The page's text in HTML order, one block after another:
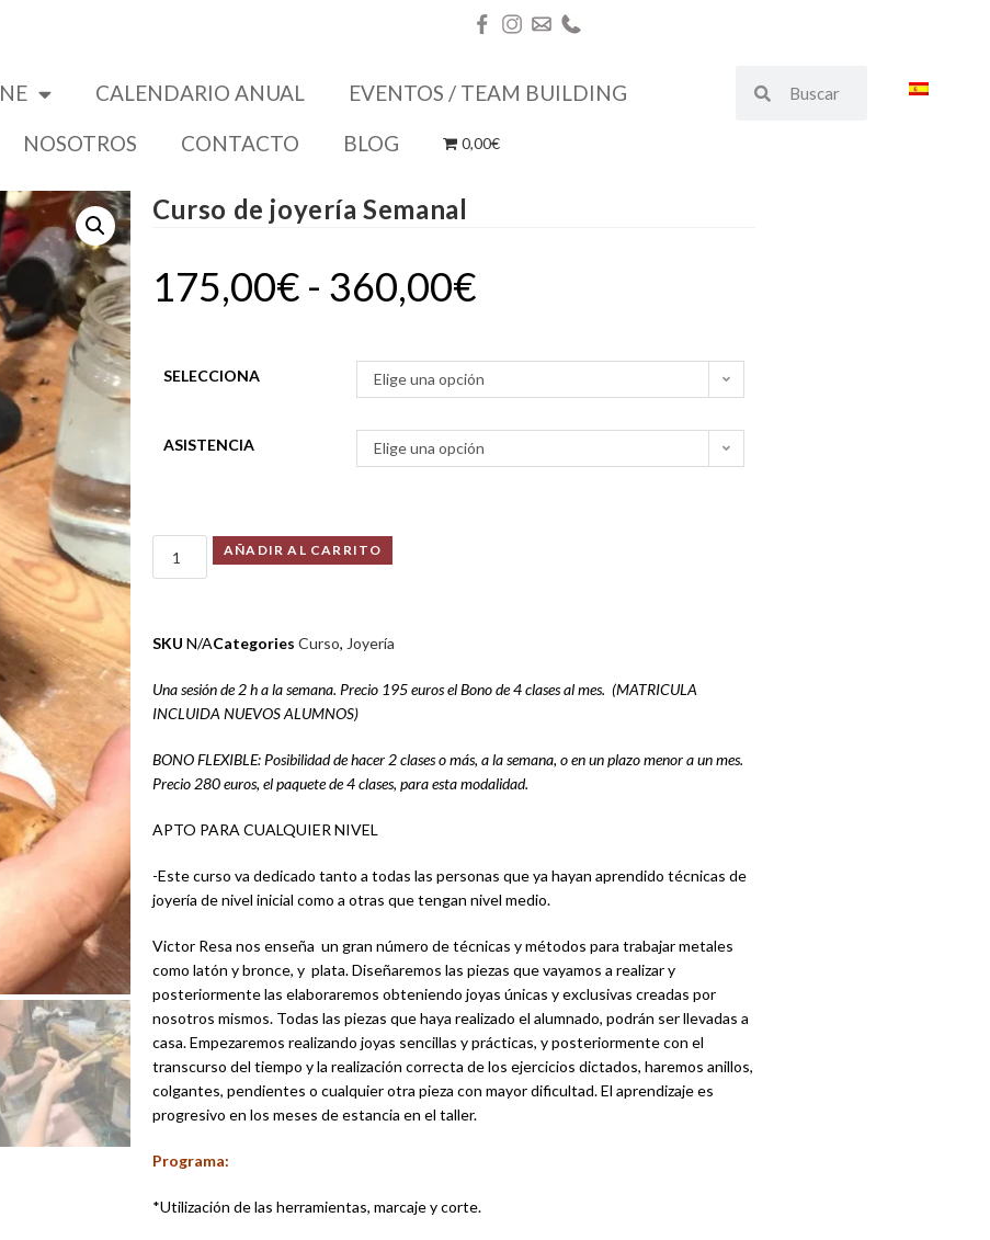
CALENDARIO ANUAL
EVENTOS / TEAM BUILDING
NOSOTROS CONTACTO BLOG 0,00€
Curso de joyería Semanal
175,00€ - 360,00€
SELECCIONA Elige una opción
ASISTENCIA Elige una opción
AÑADIR AL CARRITO
SKU N/ACategories Curso, Joyería
Una sesión de 2 h a la semana. Precio 195 euros el Bono de 4 clases al mes. (MATRICULA
INCLUIDA NUEVOS ALUMNOS)
BONO FLEXIBLE: Posibilidad de hacer 2 clases o más, a la semana, o en un plazo menor a un mes.
Precio 280 euros, el paquete de 4 clases, para esta modalidad.
APTO PARA CUALQUIER NIVEL
-Este curso va dedicado tanto a todas las personas que ya hayan aprendido técnicas de
joyería de nivel inicial como a otras que tengan nivel medio.
Victor Resa nos enseña un gran número de técnicas y métodos para trabajar metales
como latón y bronce, y plata. Diseñaremos las piezas que vayamos a realizar y
posteriormente las elaboraremos obteniendo joyas únicas y exclusivas creadas por
nosotros mismos. Todas las piezas que haya realizado el alumnado, podrán ser llevadas a
casa. Empezaremos realizando joyas sencillas y prácticas, y posteriormente con el
transcurso del tiempo y la realización correcta de los ejercicios dictados, haremos anillos,
colgantes, pendientes o cualquier otra pieza con mayor dificultad. El aprendizaje es
progresivo en los meses de estancia en el taller.
Programa:
*Utilización de las herramientas, marcaje y corte.